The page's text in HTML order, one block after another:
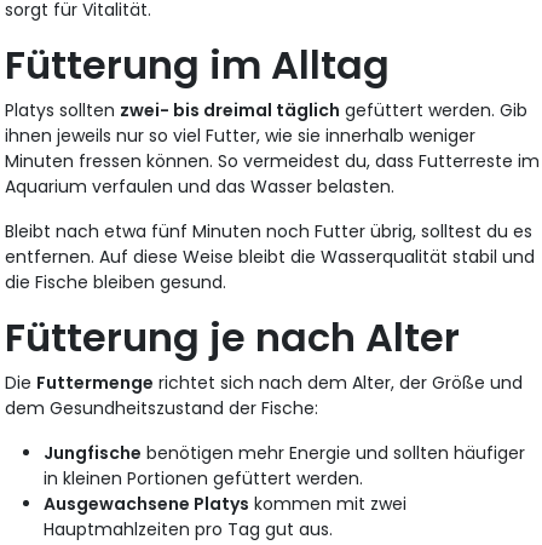
sorgt für Vitalität.
Fütterung im Alltag
Platys sollten zwei- bis dreimal täglich gefüttert werden. Gib
ihnen jeweils nur so viel Futter, wie sie innerhalb weniger
Minuten fressen können. So vermeidest du, dass Futterreste im
Aquarium verfaulen und das Wasser belasten.
Bleibt nach etwa fünf Minuten noch Futter übrig, solltest du es
entfernen. Auf diese Weise bleibt die Wasserqualität stabil und
die Fische bleiben gesund.
Fütterung je nach Alter
Die Futtermenge richtet sich nach dem Alter, der Größe und
dem Gesundheitszustand der Fische:
Jungfische benötigen mehr Energie und sollten häufiger
in kleinen Portionen gefüttert werden.
Ausgewachsene Platys kommen mit zwei
Hauptmahlzeiten pro Tag gut aus.